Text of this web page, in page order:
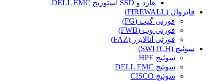
هارد و SSD استوریج DELL EMC
فایروال (FIREWALL)
فورتی گیت (FG)
فورتی وب (FWB)
فورتی آنالایزر (FAZ)
سوئیچ (SWITCH)
سوئیچ HPE
سوئیچ DELL EMC
سوئیچ CISCO